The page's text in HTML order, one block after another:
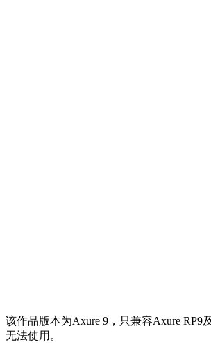
该作品版本为Axure 9，只兼容Axure RP9
无法使用。